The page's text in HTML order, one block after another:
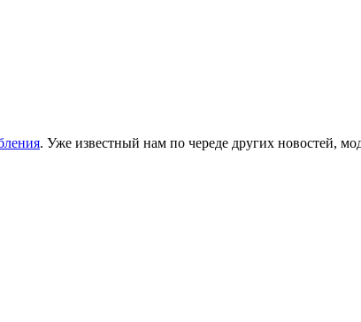
. Уже известный нам по череде других новостей,